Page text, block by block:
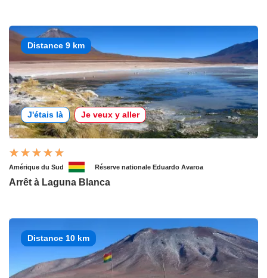
Distance 9 km
J'étais là Je veux y aller
Amérique du Sud Réserve nationale Eduardo Avaroa
Arrêt à Laguna Blanca
Distance 10 km